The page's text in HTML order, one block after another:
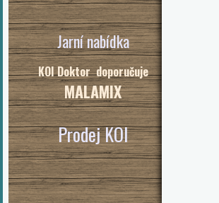
Jarní nabídka
KOI Doktor doporučuje
MALAMIX
Prodej KOI